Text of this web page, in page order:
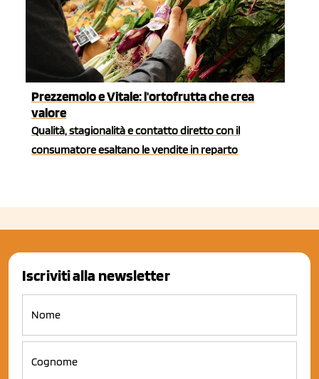
Prezzemolo e Vitale: l'ortofrutta che crea
valore
Qualità, stagionalità e contatto diretto con il
consumatore esaltano le vendite in reparto
Iscriviti alla newsletter